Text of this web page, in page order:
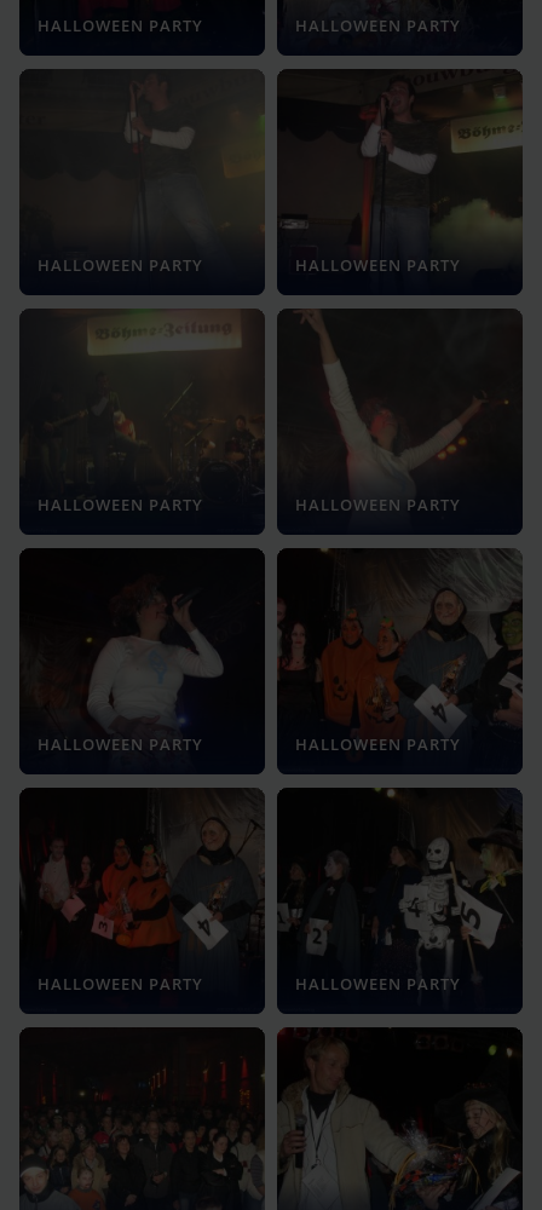
HALLOWEEN PARTY HALLOWEEN PARTY
HALLOWEEN PARTY HALLOWEEN PARTY
HALLOWEEN PARTY HALLOWEEN PARTY
HALLOWEEN PARTY HALLOWEEN PARTY
HALLOWEEN PARTY HALLOWEEN PARTY